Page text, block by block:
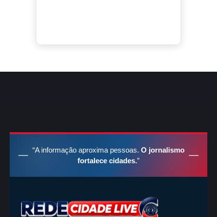
“A informação aproxima pessoas. O jornalismo
fortalece cidades.”